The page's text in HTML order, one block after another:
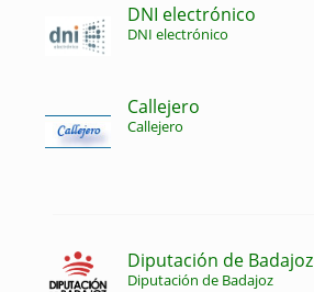
DNI electrónico
DNI electrónico
Callejero
Callejero
Diputación de Badajoz
Diputación de Badajoz